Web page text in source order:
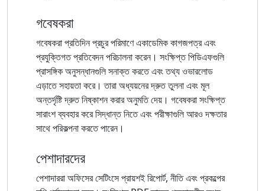
গবেষকরা
গবেষকরা প্রতিদিন প্রচুর পরিমাণে একাডেমিক কাগজপত্র এবং
প্রযুক্তিগত প্রতিবেদন পরিচালনা করেন। সংক্ষিপ্ত পিডিএফগুলি
প্রাসঙ্গিক অনুসন্ধানগুলি সনাক্ত করতে এবং তথ্য ওভারলোড
এড়াতে সহায়তা করে। তারা অধ্যয়নের দ্রুত তুলনা এবং মূল
অন্তর্দৃষ্টি দ্রুত নিষ্কাশন করার অনুমতি দেয়। গবেষকরা সংক্ষিপ্ত
সারাংশ ব্যবহার করে সিদ্ধান্ত নিতে এবং পরীক্ষাগুলি আরও দক্ষতার
সাথে পরিকল্পনা করতে পারেন।
পেশাদারদের
পেশাদাররা অফিসের সেটিংসে প্রায়শই রিপোর্ট, নীতি এবং প্রকল্পের